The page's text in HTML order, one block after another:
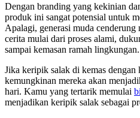
Dengan branding yang kekinian
produk ini sangat potensial untuk
Apalagi, generasi muda
cerita mulai dari proses alami,
sampai kemasan ramah lingkungan.
Jika keripik salak di kemas dengan
kemungkinan mereka akan
hari. Kamu yang tertarik memulai
menjadikan keripik salak sebagai